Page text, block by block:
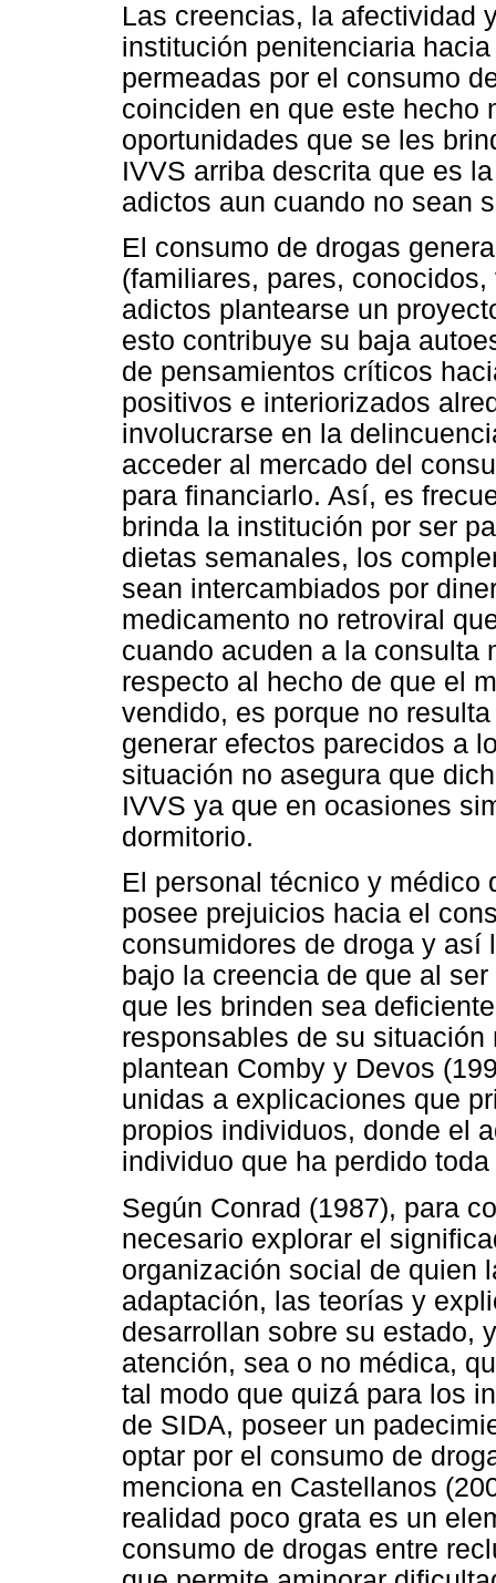
Las creencias, la afectividad
institución penitenciaria
permeadas por el consumo
coinciden en que este hecho
oportunidades que se les
IVVS arriba descrita que es
adictos aun cuando no sean
El consumo de drogas
(familiares, pares,
adictos plantearse un
esto contribuye su baja
de pensamientos críticos
positivos e interiorizados
involucrarse en la
acceder al mercado del
para financiarlo. Así, es
brinda la institución por ser
dietas semanales, los
sean intercambiados por
medicamento no retroviral
cuando acuden a la consulta
respecto al hecho de que el
vendido, es porque no
generar efectos parecidos a
situación no asegura que
IVVS ya que en ocasiones
dormitorio.
El personal técnico y médico
posee prejuicios hacia el
consumidores de droga y así
bajo la creencia de que al
que les brinden sea
responsables de su
plantean Comby y Devos
unidas a explicaciones que
propios individuos, donde el
individuo que ha perdido
Según Conrad (1987), para
necesario explorar el
organización social de quien
adaptación, las teorías y
desarrollan sobre su estado,
atención, sea o no médica,
tal modo que quizá para los
de SIDA, poseer un
optar por el consumo de
menciona en Castellanos
realidad poco grata es un
consumo de drogas entre